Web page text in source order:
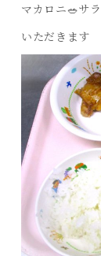
マカロニ🥗サ
いただきます